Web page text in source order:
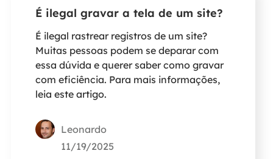
É ilegal gravar a tela de um site?
É ilegal rastrear registros de um site?
Muitas pessoas podem se deparar com
essa dúvida e querer saber como gravar
com eficiência. Para mais informações,
leia este artigo.
Leonardo
11/19/2025